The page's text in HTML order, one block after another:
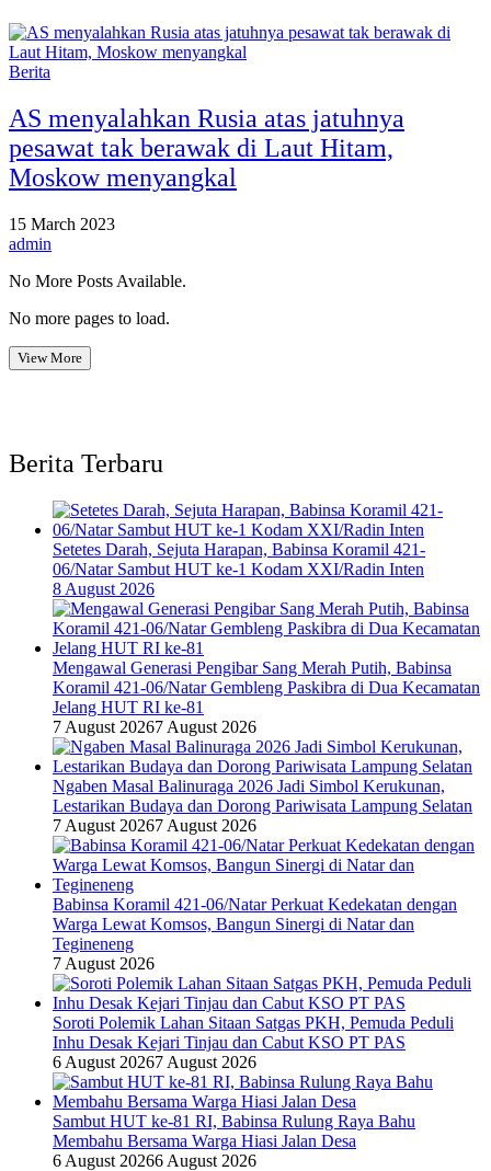
Berita
AS menyalahkan Rusia atas jatuhnya
pesawat tak berawak di Laut Hitam,
Moskow menyangkal
15 March 2023
admin
No More Posts Available.
No more pages to load.
View More
Berita Terbaru
Setetes Darah, Sejuta Harapan, Babinsa Koramil 421-
06/Natar Sambut HUT ke-1 Kodam XXI/Radin Inten
8 August 2026
Mengawal Generasi Pengibar Sang Merah Putih, Babinsa
Koramil 421-06/Natar Gembleng Paskibra di Dua Kecamatan
Jelang HUT RI ke-81
7 August 20267 August 2026
Ngaben Masal Balinuraga 2026 Jadi Simbol Kerukunan,
Lestarikan Budaya dan Dorong Pariwisata Lampung Selatan
7 August 20267 August 2026
Babinsa Koramil 421-06/Natar Perkuat Kedekatan dengan
Warga Lewat Komsos, Bangun Sinergi di Natar dan
Tegineneng
7 August 2026
Soroti Polemik Lahan Sitaan Satgas PKH, Pemuda Peduli
Inhu Desak Kejari Tinjau dan Cabut KSO PT PAS
6 August 20267 August 2026
Sambut HUT ke-81 RI, Babinsa Rulung Raya Bahu
Membahu Bersama Warga Hiasi Jalan Desa
6 August 20266 August 2026